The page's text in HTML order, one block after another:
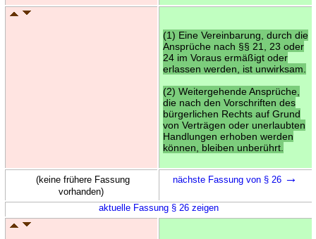
(1) Eine Vereinbarung, durch die
Ansprüche nach §§ 21, 23 oder
24 im Voraus ermäßigt oder
erlassen werden, ist unwirksam.
(2) Weitergehende Ansprüche,
die nach den Vorschriften des
bürgerlichen Rechts auf Grund
von Verträgen oder unerlaubten
Handlungen erhoben werden
können, bleiben unberührt.
(keine frühere Fassung
vorhanden)
nächste Fassung von § 26 →
aktuelle Fassung § 26 zeigen